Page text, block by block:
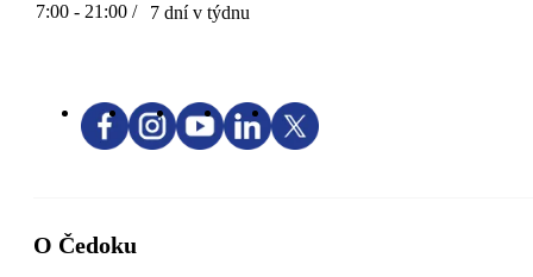
7:00 - 21:00 / 7 dní v týdnu
O Čedoku